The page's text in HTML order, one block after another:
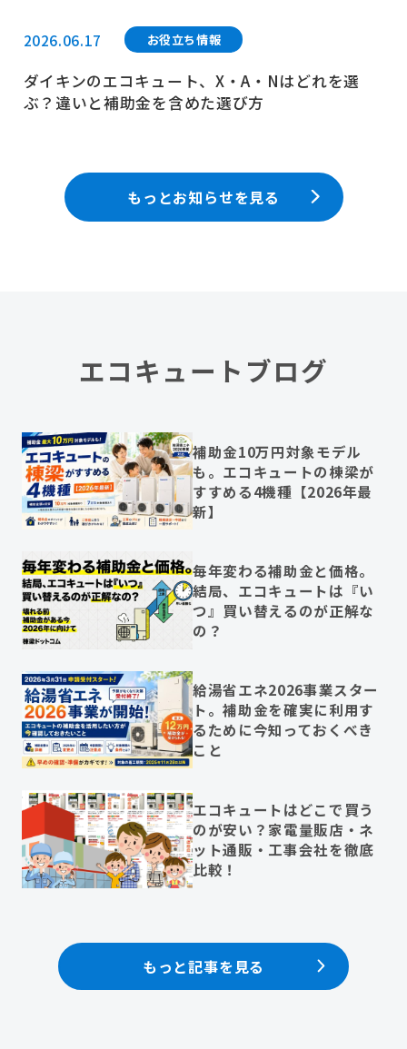
2026.06.17 お役立ち情報
ダイキンのエコキュート、X・A・Nはどれを選
ぶ？違いと補助金を含めた選び方
もっとお知らせを見る
エコキュートブログ
補助金10万円対象モデル
も。エコキュートの棟梁が
すすめる4機種【2026年最
新】
毎年変わる補助金と価格。
結局、エコキュートは『い
つ』買い替えるのが正解な
の？
給湯省エネ2026事業スター
ト。補助金を確実に利用す
るために今知っておくべき
こと
エコキュートはどこで買う
のが安い？家電量販店・ネ
ット通販・工事会社を徹底
比較！
もっと記事を見る